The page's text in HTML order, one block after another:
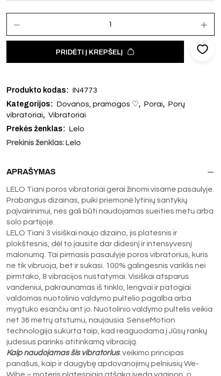
PRIDĖTI Į KREPŠELĮ
Produkto kodas: IN4773
Kategorijos: Dovanos, pramogos ♡, Porai, Porų
vibratoriai, Vibratoriai
Prekės ženklas: Lelo
Prekinis ženklas: Lelo
APRAŠYMAS
LELO Tiani poros vibratoriai gerai žinomi visame pasaulyje.
Prabangus dizainas, puiki priemonė lytinių santykių
paįvairinimui, nes gali būti naudojamas sueities metu arba
solo partijoje.
LELO Tiani 3 visiškai naujo dizaino, jis platesnis ir
plokštesnis, dėl to jausite dar didesnį ir intensyvesnį
malonumą. Tai pirmasis pasaulyje poros vibratorius, kuris
ne tik vibruoja, bet ir sukasi. 100% galingesnis variklis nei
pirmtako, 8 vibracijos nustatymai. Visiškai atsparus
vandeniui, pakraunamas iš tinklo, lengvai ir patogiai
valdomas nuotolinio valdymo pultelio pagalba arba
mygtuko esančiu ant jo. Nuotolinio valdymo pultelis veikia
net 36 metrų atstumu, naujausia SenseMotion
technologija sukurta taip, kad reaguodama į Jūsų rankų
judesius parinks atitinkamą vibraciją.
Kaip naudojamas šis vibratorius: veikimo principas
panašus, kaip ir daugybę apdovanojimų pelniusių We-
Wibe – moteris platesniąją atšaką įveda vaginon, o